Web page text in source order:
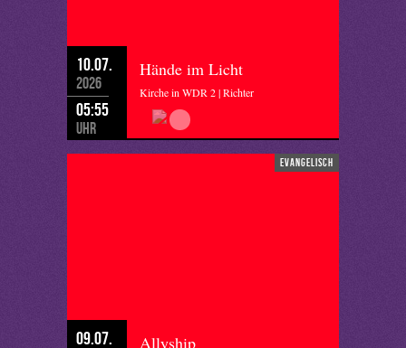
10.07.
2026
05:55
Uhr
Hände im Licht
Kirche in WDR 2 | Richter
evangelisch
09.07. Allyship